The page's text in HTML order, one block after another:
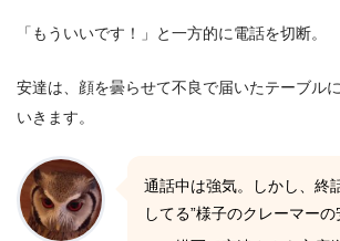
「もういいです！」と一方的に電話を切断。
安達は、顔を曇らせて不良で届いたテーブル
いきます。
通話中は強気。しかし、終
してる”様子のクレーマーの